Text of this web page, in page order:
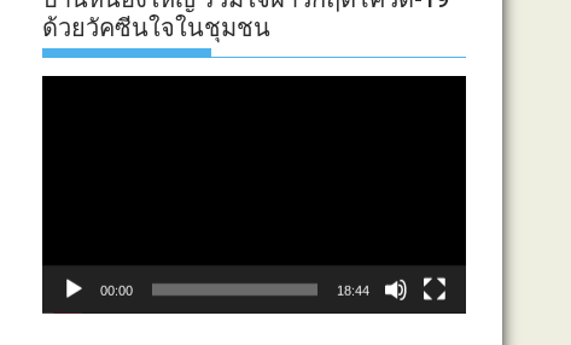
ด้วยวัคซีนใจในชุมชน
00:00 18:44